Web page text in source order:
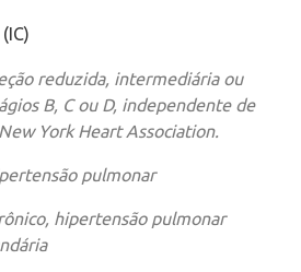
reduzida, intermediária ou
B, C ou D, independente de
York Heart Association.
pulmonar
hipertensão pulmonar